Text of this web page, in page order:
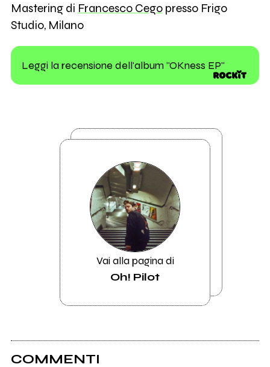
Mastering di Francesco Cegopresso Frigo
Studio, Milano
Leggi la recensione dell'album "OKness EP"
Vai alla pagina di
Oh! Pilot
COMMENTI